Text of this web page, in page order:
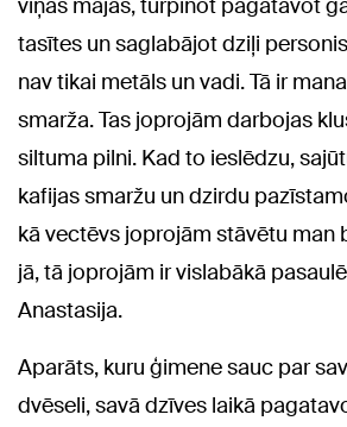
tasītes un saglabājot dziļi
nav tikai metāls un vadi. Tā ir
smarža. Tas joprojām darbojas
siltuma pilni. Kad to ieslēdzu,
kafijas smaržu un dzirdu
kā vectēvs joprojām stāvētu man
jā, tā joprojām ir vislabākā
Anastasija.
Aparāts, kuru ģimene sauc par
dvēseli, savā dzīves laikā